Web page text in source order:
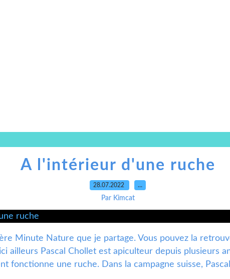
A l'intérieur d'une ruche
28.07.2022 …
Par Kimcat
Minute Nature que je partage. Vous pouvez la
ailleurs Pascal Chollet est apiculteur depuis plusieurs
fonctionne une ruche. Dans la campagne suisse,